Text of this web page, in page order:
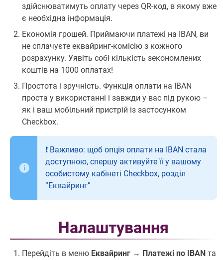
здійснюватимуть оплату через QR-код, в якому вже
є необхідна інформація.
Економія грошей. Приймаючи платежі на IBAN, ви
не сплачуєте еквайринг-комісію з кожного
розрахунку. Уявіть собі кількість зекономлених
коштів на 1000 оплатах!
Простота і зручність. Функція оплати на IBAN
проста у використанні і завжди у вас під рукою –
як і ваш мобільний пристрій із застосунком
Checkbox.
❗️ Важливо: щоб опція оплати на IBAN стала
доступною, спершу активуйте її у вашому
особистому кабінеті Checkbox, розділ
“Еквайринг”
Налаштування
Перейдіть в меню Еквайринг → Платежі по IBAN та